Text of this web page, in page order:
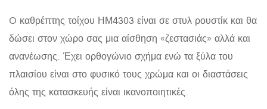
O καθρέπτης τοίχου ΗΜ4303 είναι σε στυλ ρουστίκ και θα
δώσει στον χώρο σας μια αίσθηση «ζεστασιάς» αλλά και
ανανέωσης. Έχει ορθογώνιο σχήμα ενώ τα ξύλα του
πλαισίου είναι στο φυσικό τους χρώμα και οι διαστάσεις
όλης της κατασκευής είναι ικανοποιητικές.